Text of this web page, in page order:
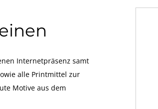
Internetpräsenz samt
alle Printmittel zur
Motive aus dem